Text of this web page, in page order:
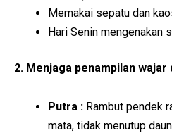
Memakai sepatu dan
Hari Senin mengenakan
2. Menjaga penampilan
Putra : Rambut pendek
mata, tidak menutup